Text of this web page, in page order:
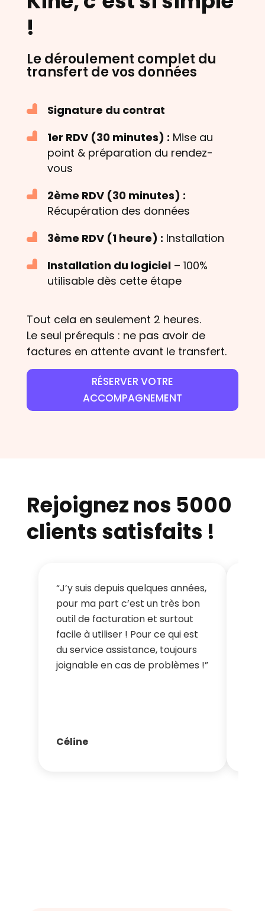
!
Le déroulement complet du
transfert de vos données
Signature du contrat
1er RDV (30 minutes) : Mise au
point & préparation du rendez-
vous
2ème RDV (30 minutes) :
Récupération des données
3ème RDV (1 heure) : Installation
Installation du logiciel– 100%
utilisable dès cette étape
Tout cela en seulement 2 heures.
Le seul prérequis : ne pas avoir de
factures en attente avant le transfert.
RÉSERVER VOTRE
ACCOMPAGNEMENT
Rejoignez nos 5000
clients satisfaits !
“J’y suis depuis quelques années,
pour ma part c’est un très bon
outil de facturation et surtout
facile à utiliser ! Pour ce qui est
du service assistance, toujours
joignable en cas de problèmes !”
Céline